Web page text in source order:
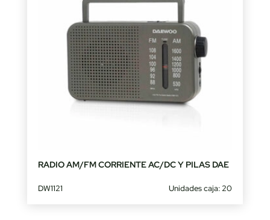
RADIO AM/FM CORRIENTE AC/DC Y PILAS DAE
DW1121 Unidades caja: 20